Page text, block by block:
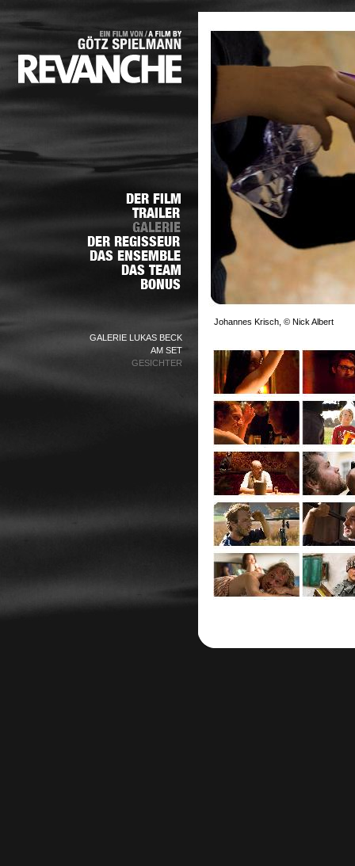
GALERIE LUKAS BECK
AM SET
GESICHTER
Johannes Krisch, © Nick Albert